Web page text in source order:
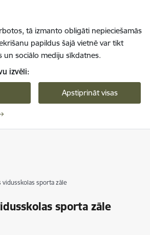
tā izmanto obligāti nepieciešamās
papildus šajā vietnē var tikt
un sociālo mediju sīkdatnes.
izvēli:
Apstiprināt visas
vidusskolas sporta zāle
sporta zāle